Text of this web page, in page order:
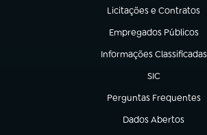
Licitações e Contratos
(abre em nova aba)
Empregados Públicos
(abre em nova aba)
Informações Classificadas
(abre em nova aba)
SIC
(abre em nova
Perguntas Frequentes
(abre em nova aba)
Dados Abertos
(abre em nova aba)